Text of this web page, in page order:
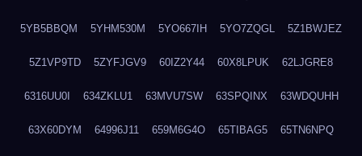
5YB5BBQM 5YHM530M 5YO667IH 5YO7ZQGL 5Z1BWJEZ
5Z1VP9TD 5ZYFJGV9 60IZ2Y44 60X8LPUK 62LJGRE8
6316UU0I 634ZKLU1 63MVU7SW 63SPQINX 63WDQUHH
63X60DYM 64996J11 659M6G4O 65TIBAG5 65TN6NPQ